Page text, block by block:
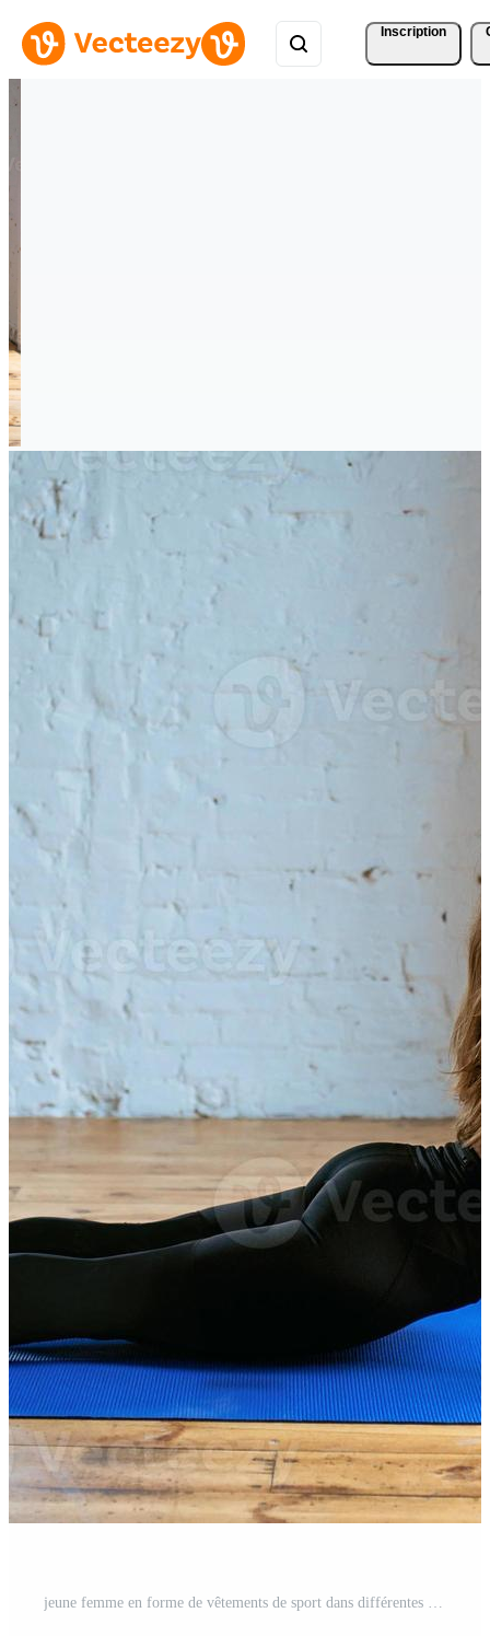
Inscription
jeune femme en forme de vêtements de sport dans différentes asanas de yoga à l'intérieur. concept de yoga et de sport Photo Pro